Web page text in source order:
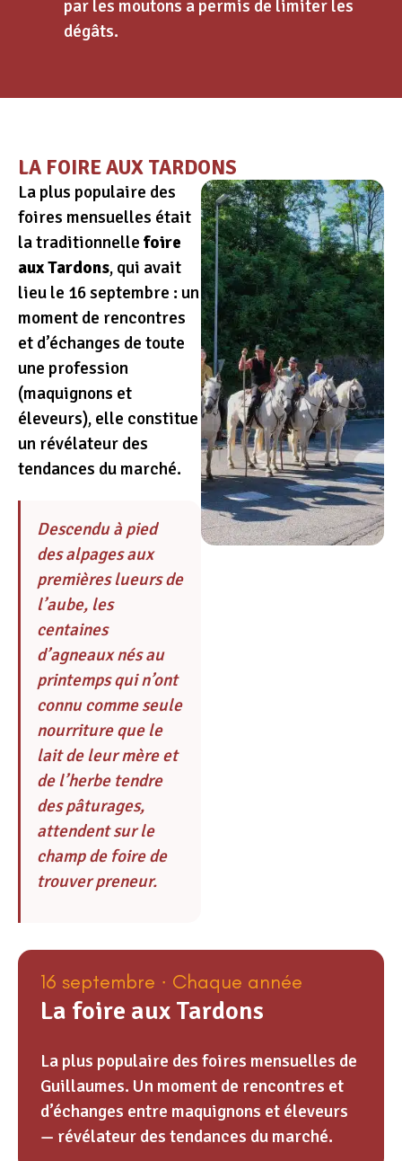
par les moutons a permis de limiter les
dégâts.
LA FOIRE AUX TARDONS
La plus populaire des
foires mensuelles était
la traditionnelle foire
aux Tardons, qui avait
lieu le 16 septembre : un
moment de rencontres
et d’échanges de toute
une profession
(maquignons et
éleveurs), elle constitue
un révélateur des
tendances du marché.
Descendu à pied
des alpages aux
premières lueurs de
l’aube, les
centaines
d’agneaux nés au
printemps qui n’ont
connu comme seule
nourriture que le
lait de leur mère et
de l’herbe tendre
des pâturages,
attendent sur le
champ de foire de
trouver preneur.
16 septembre · Chaque année
La foire aux Tardons
La plus populaire des foires mensuelles de
Guillaumes. Un moment de rencontres et
d’échanges entre maquignons et éleveurs
— révélateur des tendances du marché.